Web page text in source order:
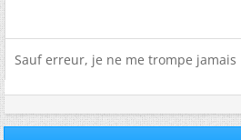
Sauf erreur, je ne me trompe jamais